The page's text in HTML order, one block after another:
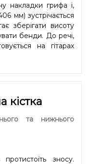
накладки грифа і,
мм) зустрічається
зберігати висоту
бенди. До речі,
на гітарах
кістка
та нижнього
зносу.